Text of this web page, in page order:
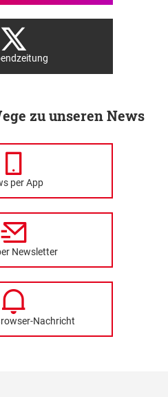
zu unseren News
per App
Newsletter
Nachricht